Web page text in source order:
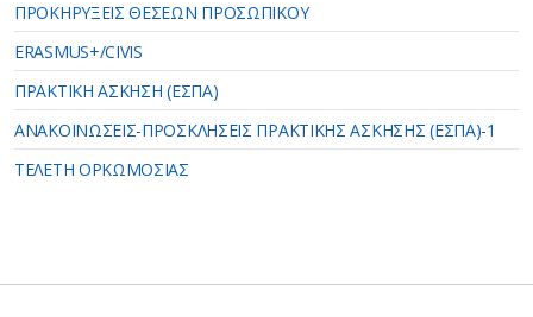
ΠΡΟΚΗΡΥΞΕΙΣ ΘΕΣΕΩΝ ΠΡΟΣΩΠΙΚΟΥ
ERASMUS+/CIVIS
ΠΡΑΚΤΙΚΗ ΑΣΚΗΣΗ (ΕΣΠΑ)
ANAKOINΩΣΕΙΣ-ΠΡΟΣΚΛΗΣΕΙΣ ΠΡΑΚΤΙΚΗΣ ΑΣΚΗΣΗΣ (ΕΣΠΑ)-1
ΤΕΛΕΤΗ ΟΡΚΩΜΟΣΙΑΣ